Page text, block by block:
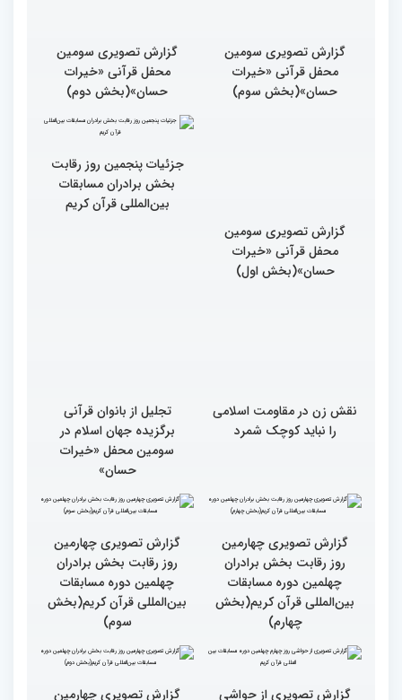
گزارش تصویری سومین
محفل قرآنی «خیرات
حسان»(بخش سوم)
گزارش تصویری سومین
محفل قرآنی «خیرات
حسان»(بخش دوم)
گزارش تصویری سومین
محفل قرآنی «خیرات
حسان»(بخش اول)
نقش زن در مقاومت اسلامی
را نباید کوچک شمرد
تجلیل از بانوان قرآنی
برگزیده جهان اسلام در
سومین محفل «خیرات
حسان»
گزارش تصویری چهارمین
روز رقابت بخش برادران
چهلمین دوره مسابقات
بین‌المللی قرآن کریم(بخش
چهارم)
گزارش تصویری چهارمین
روز رقابت بخش برادران
چهلمین دوره مسابقات
بین‌المللی قرآن کریم(بخش
سوم)